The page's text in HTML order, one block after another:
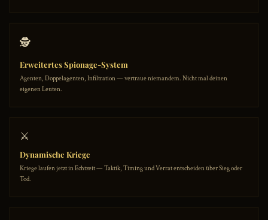
🕵️
Erweitertes Spionage-System
Agenten, Doppelagenten, Infiltration — vertraue niemandem. Nicht mal deinen
eigenen Leuten.
⚔️
Dynamische Kriege
Kriege laufen jetzt in Echtzeit — Taktik, Timing und Verrat entscheiden über Sieg oder
Tod.